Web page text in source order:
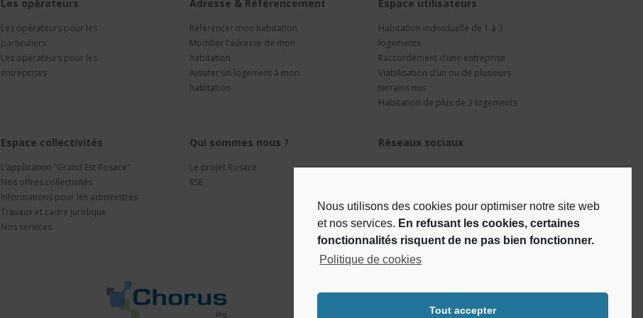
Nous utilisons des cookies pour optimiser notre site web
et nos services. En refusant les cookies, certaines
fonctionnalités risquent de ne pas bien fonctionner.
Politique de cookies
Tout accepter
Les opérateurs
Les opérateurs pour les
particuliers
Les opérateurs pour les
entreprises
Adresse & Référencement
Référencer mon habitation
Modifier l’adresse de mon
habitation
Ajouter un logement à mon
habitation
Espace utilisateurs
Habitation individuelle de 1 à 3
logements
Raccordement d’une entreprise
Viabilisation d’un ou de plusieurs
terrains nus
Habitation de plus de 3 logements
Espace collectivités
L’application “Grand Est Rosace”
Nos offres collectivités
Informations pour les administrés
Travaux et cadre juridique
Nos services
Qui sommes nous ?
Le projet Rosace
RSE
Réseaux sociaux